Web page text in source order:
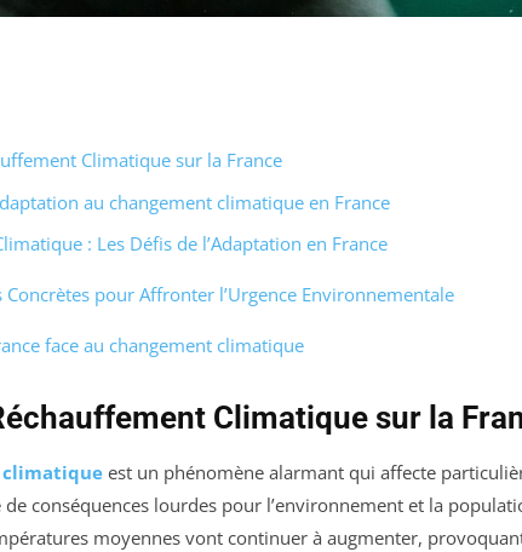
Climatique sur la France
au changement climatique en France
: Les Défis de l’Adaptation en France
Concrètes pour Affronter l’Urgence Environnementale
face au changement climatique
Climatique sur la
est un phénomène alarmant qui affecte
conséquences lourdes pour l’environnement et la
moyennes vont continuer à augmenter,